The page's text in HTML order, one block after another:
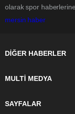
olarak spor
mersin haber
DİĞER HABERLER
MULTİ MEDYA
SAYFALAR